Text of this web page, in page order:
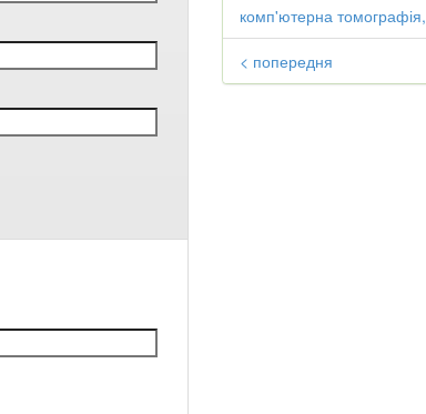
комп'ютерна томографія,
< попередня